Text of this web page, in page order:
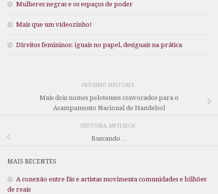
Mulheres negras e os espaços de poder
Mais que um videozinho!
Direitos femininos: iguais no papel, desiguais na prática
PRÓXIMO HISTÓRIA
Mais dois nomes pelotenses convocados para o
Acampamento Nacional de Handebol
HISTÓRIA ANTERIOR
Buscando…
MAIS RECENTES
A conexão entre fãs e artistas movimenta comunidades e bilhões
de reais